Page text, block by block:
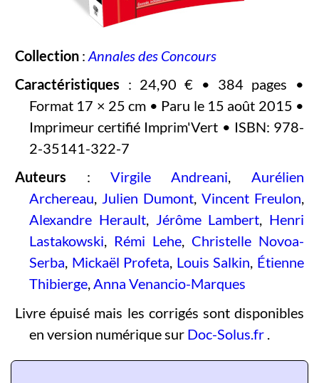
Collection :Annales des Concours
Caractéristiques : 24,90 € • 384 pages •
Format 17 × 25 cm • Paru le 15 août 2015 •
Imprimeur certifié Imprim'Vert • ISBN: 978-
2-35141-322-7
Auteurs : Virgile Andreani, Aurélien
Archereau, Julien Dumont, Vincent Freulon,
Alexandre Herault, Jérôme Lambert, Henri
Lastakowski, Rémi Lehe, Christelle Novoa-
Serba, Mickaël Profeta, Louis Salkin, Étienne
Thibierge,Anna Venancio-Marques
Livre épuisé mais les corrigés sont disponibles
en version numérique sur Doc-Solus.fr